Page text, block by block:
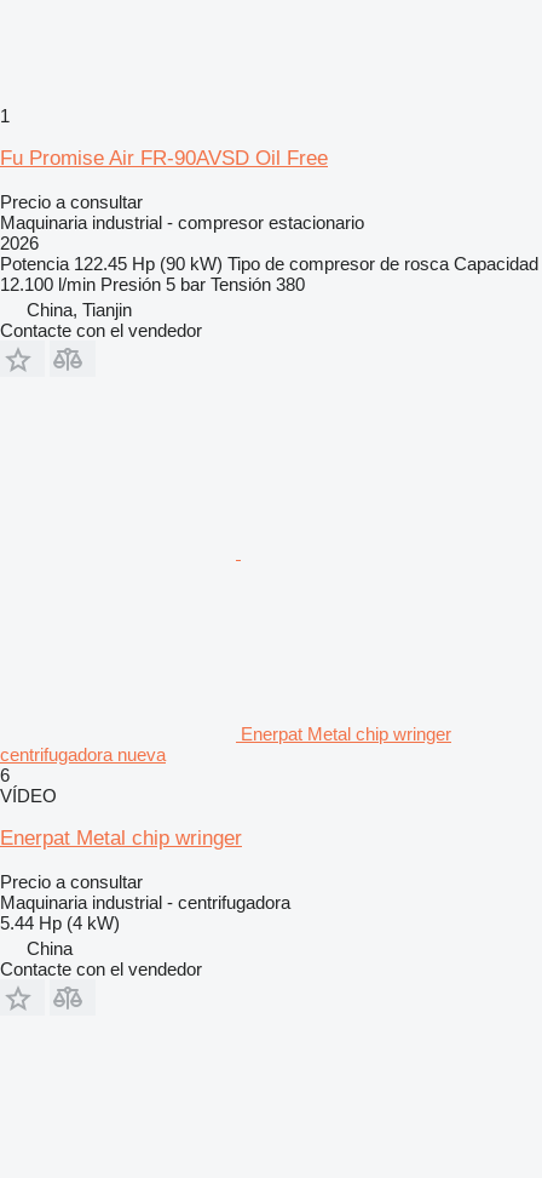
1
Fu Promise Air FR-90AVSD Oil Free
Precio a consultar
Maquinaria industrial - compresor estacionario
2026
Potencia 122.45 Hp (90 kW) Tipo de compresor de rosca Capacidad
12.100 l/min Presión 5 bar Tensión 380
China, Tianjin
Contacte con el vendedor
Enerpat Metal chip wringer
centrifugadora nueva
6
VÍDEO
Enerpat Metal chip wringer
Precio a consultar
Maquinaria industrial - centrifugadora
5.44 Hp (4 kW)
China
Contacte con el vendedor